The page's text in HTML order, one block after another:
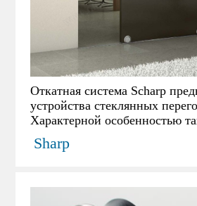
Откатная система Scharp
устройства стеклянных
Характерной особенностью
являются подвесные потолки
проемы дверей. Вместе эти
Sharp